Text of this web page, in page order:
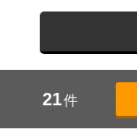
21件